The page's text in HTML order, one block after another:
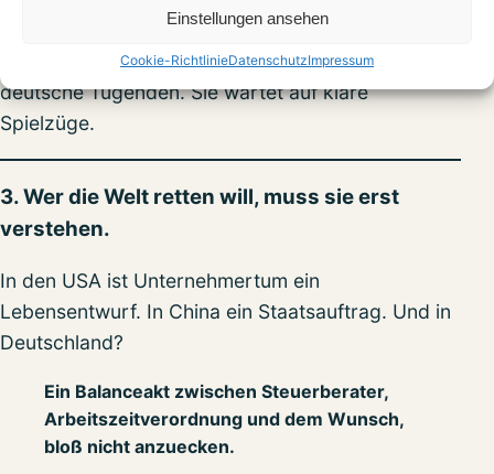
Einstellungen ansehen
Cookie-RichtlinieDatenschutzImpressum
Stimme zu erheben.
Denn die neue Weltordnung wartet nicht auf
deutsche Tugenden. Sie wartet auf klare
Spielzüge.
3. Wer die Welt retten will, muss sie erst
verstehen.
In den USA ist Unternehmertum ein
Lebensentwurf. In China ein Staatsauftrag. Und in
Deutschland?
Ein Balanceakt zwischen Steuerberater,
Arbeitszeitverordnung und dem Wunsch,
bloß nicht anzuecken.